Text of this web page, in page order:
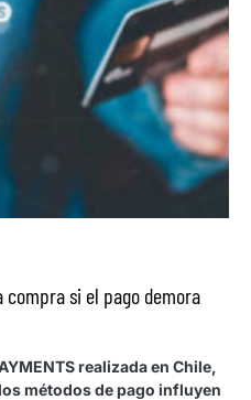
compra si el pago demora
realizada en Chile,
métodos de pago influyen